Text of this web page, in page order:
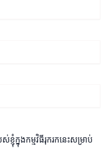
ក្នុងកម្មវិធីរុករកនេះសម្រាប់